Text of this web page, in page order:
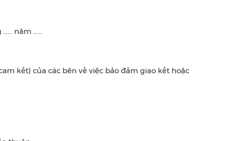
…… năm ……
kết) của các bên về việc bảo đảm giao kết hoặc